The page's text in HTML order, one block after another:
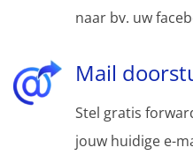
naar bv. uw
Mail
Stel gratis
jouw huidige e-